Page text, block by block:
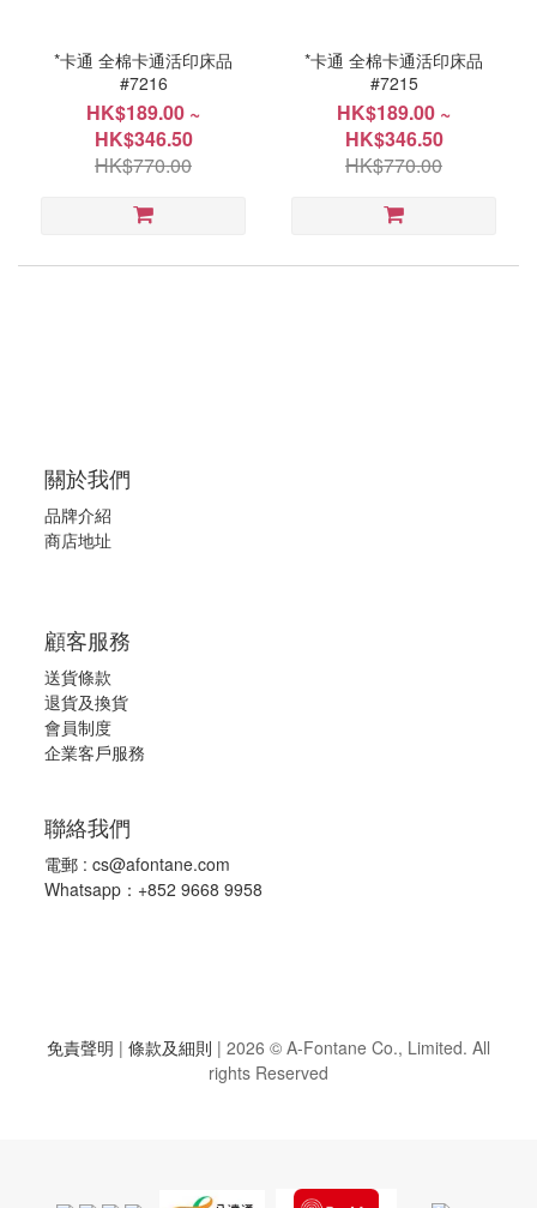
*卡通 全棉卡通活印床品
#7216
HK$189.00 ~
HK$346.50
HK$770.00
*卡通 全棉卡通活印床品
#7215
HK$189.00 ~
HK$346.50
HK$770.00
關於我們
品牌介紹
商店地址
顧客服務
送貨條款
退貨及換貨
會員制度
企業客戶服務
聯絡我們
電郵 : cs@afontane.com
Whatsapp：+852 9668 9958
免責聲明 | 條款及細則 | 2026 © A-Fontane Co., Limited. All
rights Reserved